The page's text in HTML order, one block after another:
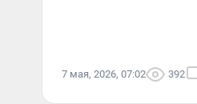
7 мая, 2026, 07:02 392